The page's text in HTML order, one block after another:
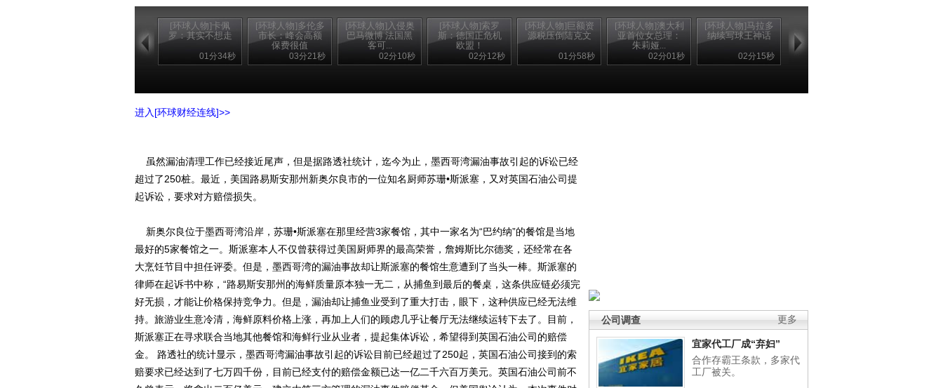
[环球人物]卡佩
罗：其实不想走
01分34秒
[环球人物]多伦多
市长：峰会高额
保费很值
03分21秒
[环球人物]入侵奥
巴马微博 法国黑
客可...
02分10秒
[环球人物]索罗
斯：德国正危机
欧盟！
02分12秒
[环球人物]巨额资
源税压倒陆克文
01分58秒
[环球人物]澳大利
亚首位女总理：
朱莉娅...
02分01秒
[环球人物]马拉多
纳续写球王神话
02分15秒
更多
公司调查
宜家代工厂成“弃妇”
合作存霸王条款，多家代
工厂被关。
进入[环球财经连线]>>
虽然漏油清理工作已经接近尾声，但是据路透社统计，迄今为止，墨西哥湾漏油事故引起的诉讼已经
超过了250桩。最近，美国路易斯安那州新奥尔良市的一位知名厨师苏珊•斯派塞，又对英国石油公司提
起诉讼，要求对方赔偿损失。
新奥尔良位于墨西哥湾沿岸，苏珊•斯派塞在那里经营3家餐馆，其中一家名为“巴约纳”的餐馆是当地
最好的5家餐馆之一。斯派塞本人不仅曾获得过美国厨师界的最高荣誉，詹姆斯比尔德奖，还经常在各
大烹饪节目中担任评委。但是，墨西哥湾的漏油事故却让斯派塞的餐馆生意遭到了当头一棒。斯派塞的
律师在起诉书中称，“路易斯安那州的海鲜质量原本独一无二，从捕鱼到最后的餐桌，这条供应链必须完
好无损，才能让价格保持竞争力。但是，漏油却让捕鱼业受到了重大打击，眼下，这种供应已经无法维
持。旅游业生意冷清，海鲜原料价格上涨，再加上人们的顾虑几乎让餐厅无法继续运转下去了。目前，
斯派塞正在寻求联合当地其他餐馆和海鲜行业从业者，提起集体诉讼，希望得到英国石油公司的赔偿
金。 路透社的统计显示，墨西哥湾漏油事故引起的诉讼目前已经超过了250起，英国石油公司接到的索
赔要求已经达到了七万四千份，目前已经支付的赔偿金额已达一亿二千六百万美元。英国石油公司前不